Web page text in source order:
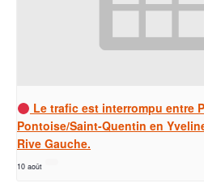
Le trafic est interrompu entre
Pontoise/Saint-Quentin en
Rive Gauche.
10 août